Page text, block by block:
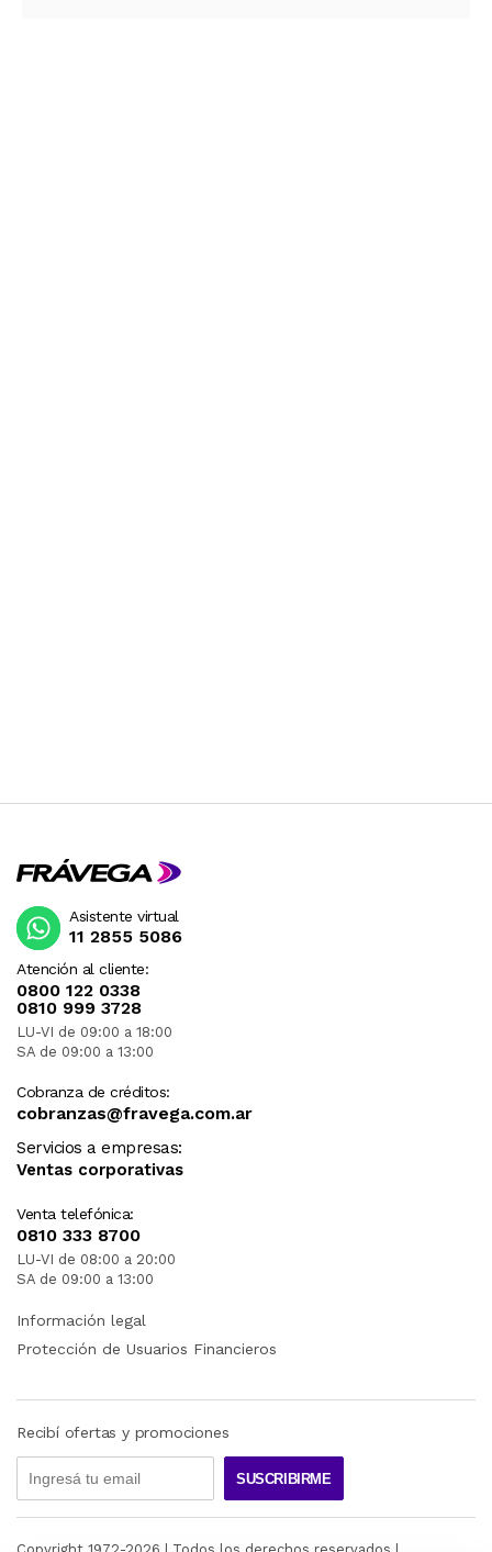
Atención al cliente:
0800 122 0338
0810 999 3728
LU-VI de 09:00 a 18:00
SA de 09:00 a 13:00
Cobranza de créditos:
cobranzas@fravega.com.ar
Servicios a empresas:
Ventas corporativas
Venta telefónica:
0810 333 8700
LU-VI de 08:00 a 20:00
SA de 09:00 a 13:00
Asistente virtual
11 2855 5086
Información legal
Protección de Usuarios Financieros
Recibí ofertas y promociones
SUSCRIBIRME